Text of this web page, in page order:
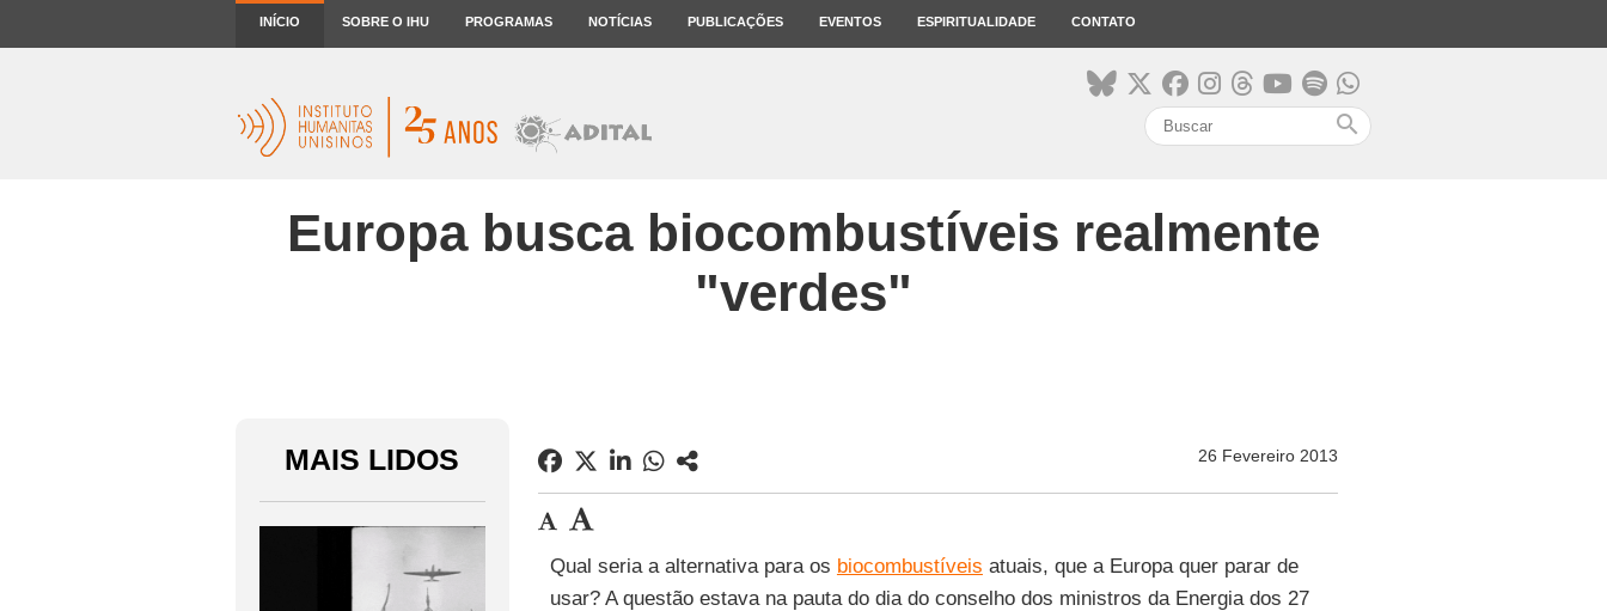
INÍCIO SOBRE O IHU PROGRAMAS NOTÍCIAS PUBLICAÇÕES EVENTOS ESPIRITUALIDADE CONTATO
search
Europa busca biocombustíveis realmente
"verdes"
MAIS LIDOS 26 Fevereiro 2013
Qual seria a alternativa para os biocombustíveis atuais, que a Europa quer parar de
usar? A questão estava na pauta do dia do conselho dos ministros da Energia dos 27